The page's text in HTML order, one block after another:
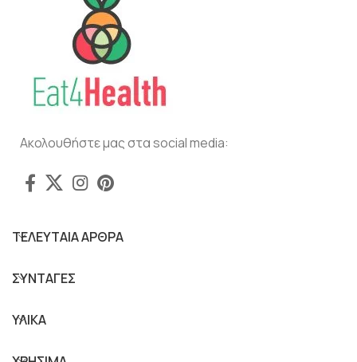
Ακολουθήστε μας στα social media:
ΤΕΛΕΥΤΑΙΑ ΑΡΘΡΑ
ΣΥΝΤΑΓΕΣ
ΥΛΙΚΑ